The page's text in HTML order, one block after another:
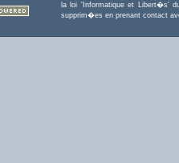
la loi 'Informatique et Libert�s'
supprim�es en prenant contact